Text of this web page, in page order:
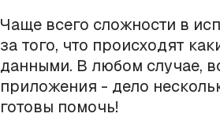
Чаще всего сложности в
за того, что происходят
данными. В любом случае,
приложения - дело
готовы помочь!